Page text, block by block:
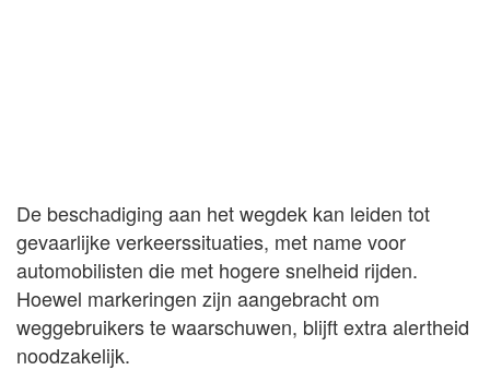
De beschadiging aan het wegdek kan leiden tot
gevaarlijke verkeerssituaties, met name voor
automobilisten die met hogere snelheid rijden.
Hoewel markeringen zijn aangebracht om
weggebruikers te waarschuwen, blijft extra alertheid
noodzakelijk.